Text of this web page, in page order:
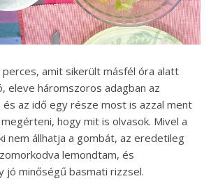
perces, amit sikerült másfél óra alatt
eleve háromszoros adagban az
az idő egy része most is azzal ment
hogy mit is olvasok. Mivel a
nem állhatja a gombát, az eredetileg
lemondtam, és
jó minőségű basmati rizzsel.